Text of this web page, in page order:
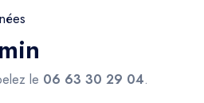
le 06 63 30 29 04.